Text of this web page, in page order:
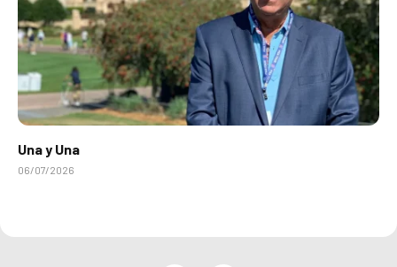
Una y Una
06/07/2026